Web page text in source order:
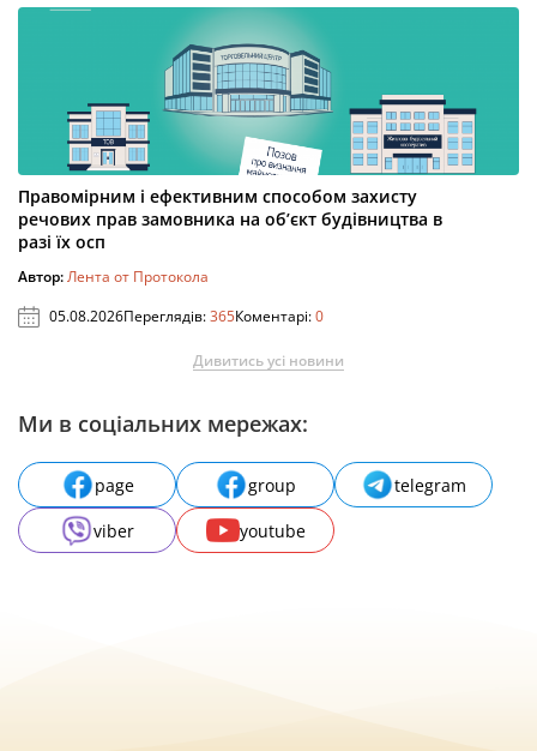
Правомірним і ефективним способом захисту
речових прав замовника на об’єкт будівництва в
разі їх осп
Автор:Лента от Протокола
05.08.2026Переглядів:365Коментарі:0
Дивитись усі новини
Ми в соціальних мережах:
page group
telegram
viber
youtube